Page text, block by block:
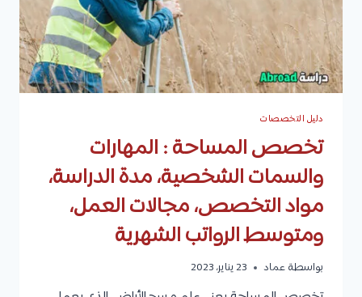
وأفضل
الجامعات
دليل التخصصات
تخصص المساحة : المهارات
والسمات الشخصية، مدة الدراسة،
مواد التخصص، مجالات العمل،
ومتوسط الرواتب الشهرية
بواسطة عماد 23 يناير، 2023